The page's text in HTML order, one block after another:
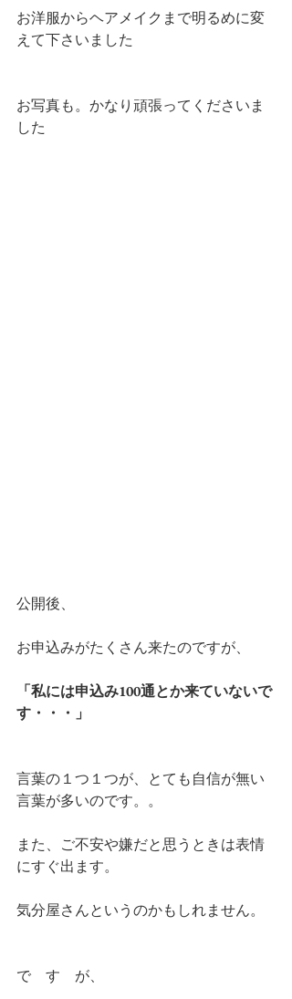
お洋服からヘアメイクまで明るめに変
えて下さいました
お写真も。かなり頑張ってくださいま
した
公開後、
お申込みがたくさん来たのですが、
「私には申込み100通とか来ていないで
す・・・」
言葉の１つ１つが、とても自信が無い
言葉が多いのです。。
また、ご不安や嫌だと思うときは表情
にすぐ出ます。
気分屋さんというのかもしれません。
で　す　が、